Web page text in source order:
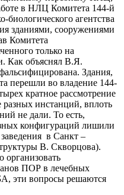
в НЛЦ Комитета 144-й
биологического агентства
зданиями, сооружениями
Комитета
только на
Как объяснял В.Я.
Здания,
перешли во владение 144-
кратное рассмотрение
разных инстанций, вплоть
не дали. То есть,
конфигураций лишили
в Санкт –
В. Скворцова).
организовать
ПОР в лечебных
эти вопросы решаются